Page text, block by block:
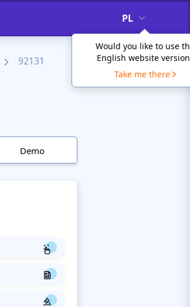
PL
Would you like to use
English website
Take me there
92131
Demo